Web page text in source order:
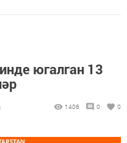
югалган 13
1406 0 0